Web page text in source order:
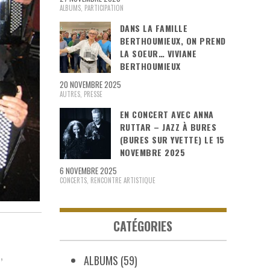
ALBUMS, PARTICIPATION
DANS LA FAMILLE
BERTHOUMIEUX, ON PREND
LA SOEUR… VIVIANE
BERTHOUMIEUX
20 NOVEMBRE 2025
AUTRES, PRESSE
EN CONCERT AVEC ANNA
RUTTAR – JAZZ À BURES
(BURES SUR YVETTE) LE 15
NOVEMBRE 2025
6 NOVEMBRE 2025
CONCERTS, RENCONTRE ARTISTIQUE
CATÉGORIES
ALBUMS (59)